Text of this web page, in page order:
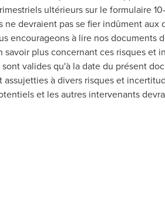
ultérieurs sur le formulaire
ne devraient pas se fier indûment aux
encourageons à lire nos documents
savoir plus concernant ces risques et
valides qu'à la date du présent
à divers risques et
et les autres intervenants